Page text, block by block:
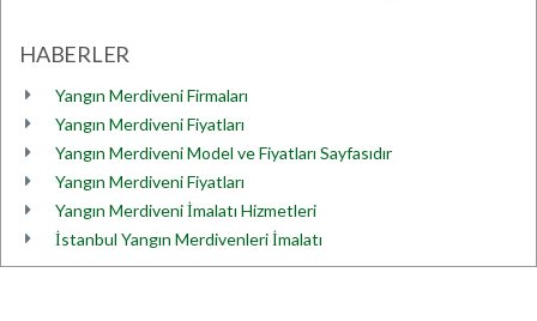
HABERLER
Yangın Merdiveni Firmaları
Yangın Merdiveni Fiyatları
Yangın Merdiveni Model ve Fiyatları Sayfasıdır
Yangın Merdiveni Fiyatları
Yangın Merdiveni İmalatı Hizmetleri
İstanbul Yangın Merdivenleri İmalatı